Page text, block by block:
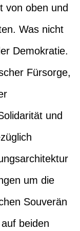
von oben und
Was nicht
Demokratie.
Fürsorge,
und
um die
Souverän
beiden